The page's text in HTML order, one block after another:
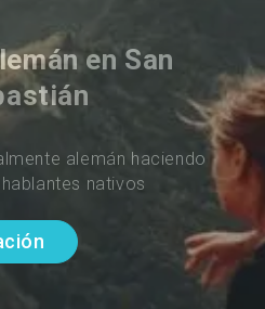
en San
alemán haciendo
nativos